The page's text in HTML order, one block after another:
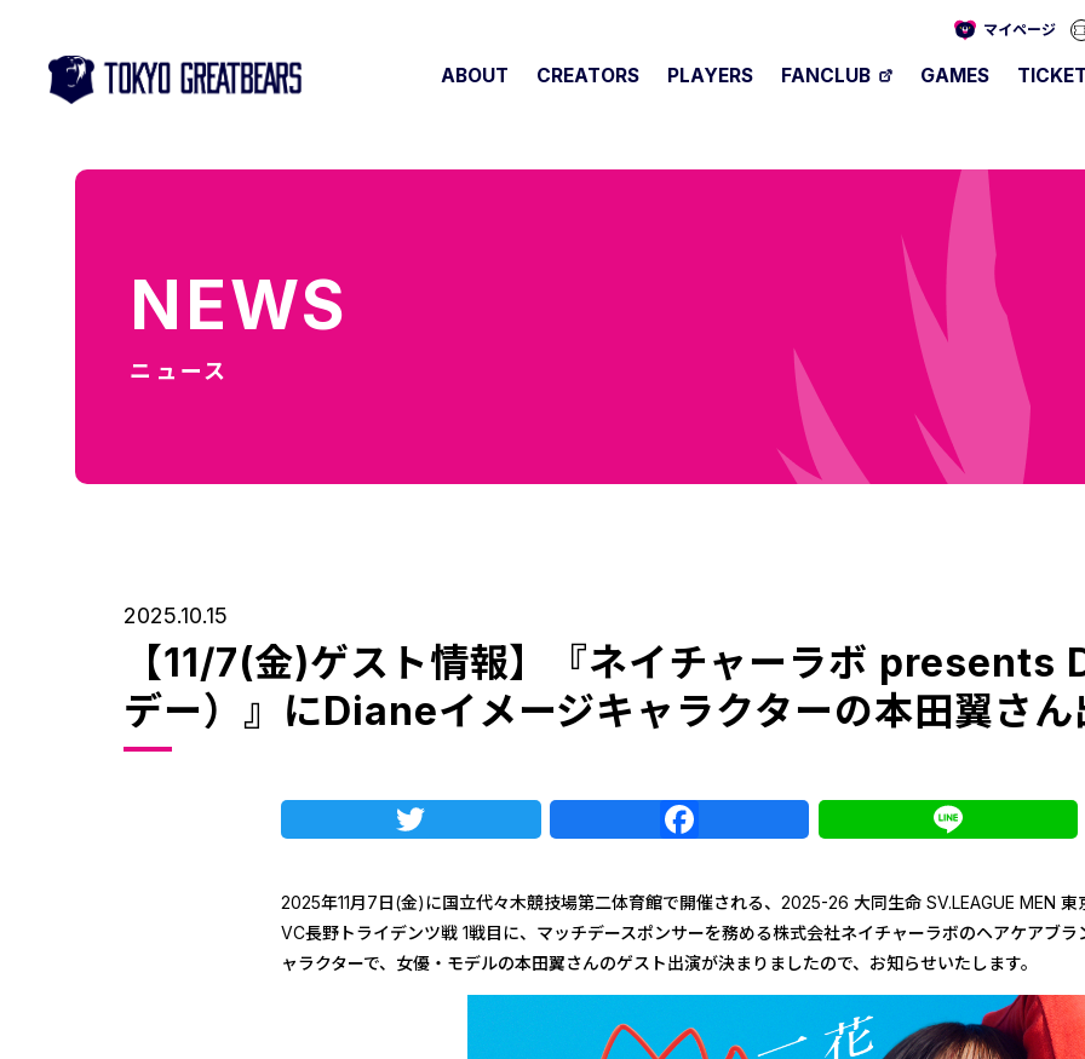
ABOUT CREATORS PLAYERS FANCLUB GAMES
マイページ
NEWS
ニュース
2025.10.15
【11/7(金)ゲスト情報】『ネイチャーラボ presents
デー）』にDianeイメージキャラクターの本田翼さ
Twitter Facebook
2025年11月7日(金)に国立代々木競技場第二体育館で開催される、2025-26 大同生命 SV.LEAGUE MEN
VC長野トライデンツ戦 1戦目に、マッチデースポンサーを務める株式会社ネイチャーラボのヘアケアブ
ャラクターで、女優・モデルの本田翼さんのゲスト出演が決まりましたので、お知らせいたします。